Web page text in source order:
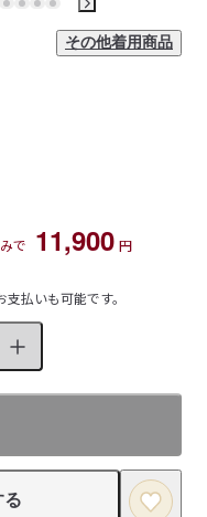
その他着用商品
で 11,900 円
払いも可能です。
る